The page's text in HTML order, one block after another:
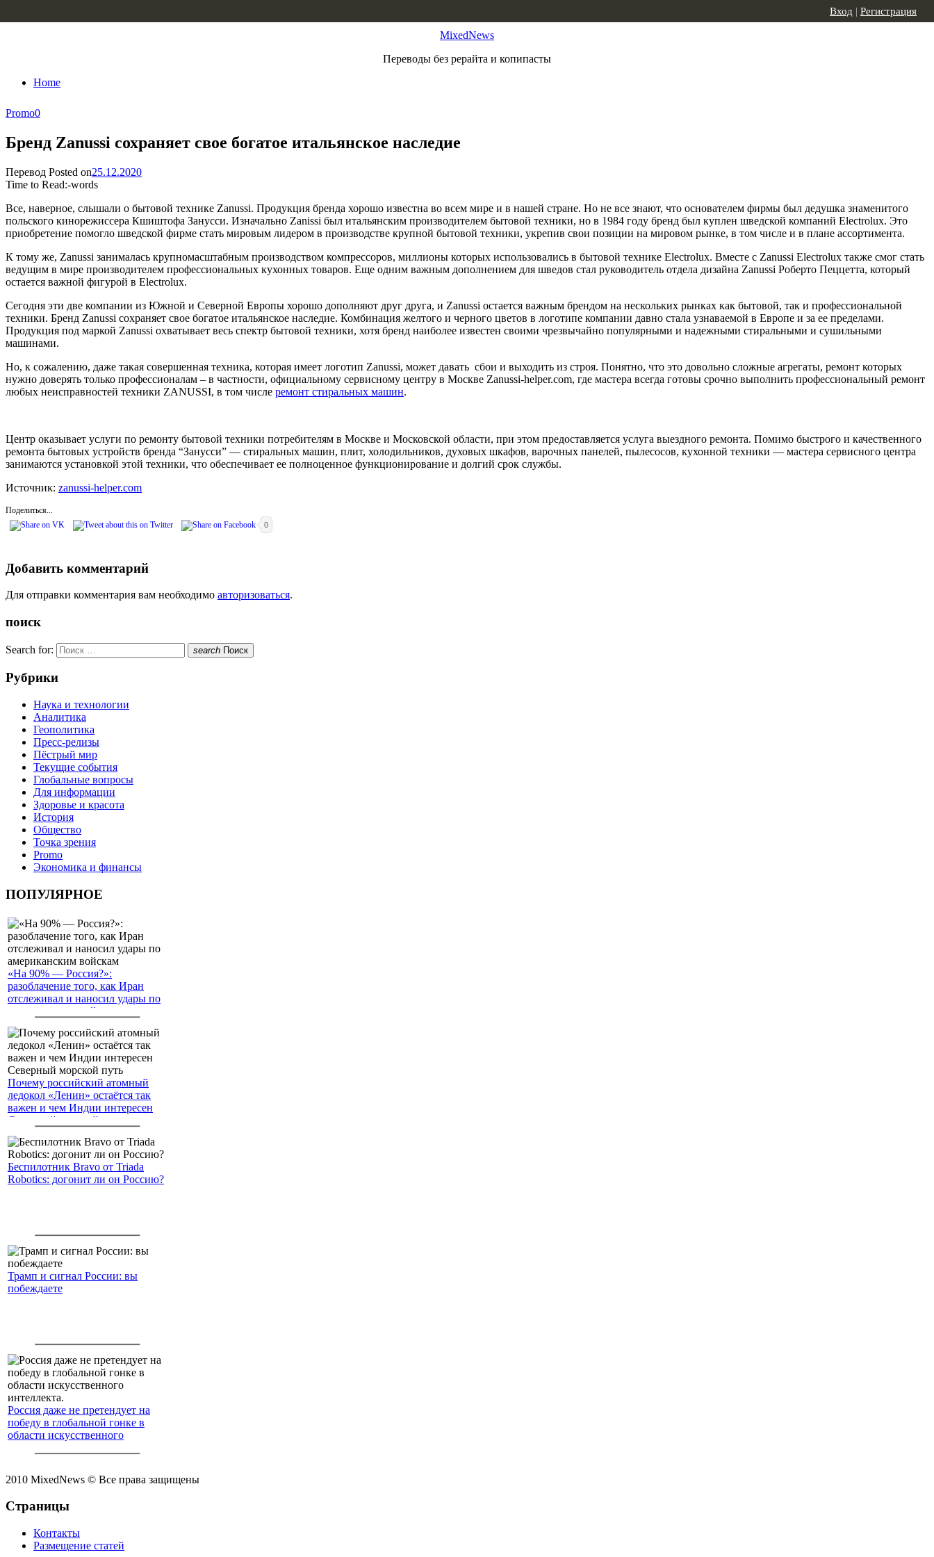
MixedNews
Переводы без рерайта и копипасты
Home
Вход | Регистрация
Promo0
Бренд Zanussi сохраняет свое богатое итальянское наследие
Перевод Posted on25.12.2020
Time to Read:-words
Все, наверное, слышали о бытовой технике Zanussi. Продукция бренда хорошо известна во всем мире и в нашей стране. Но не все знают, что основателем фирмы был дедушка знаменитого
польского кинорежиссера Кшиштофа Занусси. Изначально Zanissi был итальянским производителем бытовой техники, но в 1984 году бренд был куплен шведской компаний Electrolux. Это
приобретение помогло шведской фирме стать мировым лидером в производстве крупной бытовой техники, укрепив свои позиции на мировом рынке, в том числе и в плане ассортимента.
К тому же, Zanussi занималась крупномасштабным производством компрессоров, миллионы которых использовались в бытовой технике Electrolux. Вместе с Zanussi Electrolux также смог стать
ведущим в мире производителем профессиональных кухонных товаров. Еще одним важным дополнением для шведов стал руководитель отдела дизайна Zanussi Роберто Пеццетта, который
остается важной фигурой в Electrolux.
Сегодня эти две компании из Южной и Северной Европы хорошо дополняют друг друга, и Zanussi остается важным брендом на нескольких рынках как бытовой, так и профессиональной
техники. Бренд Zanussi сохраняет свое богатое итальянское наследие. Комбинация желтого и черного цветов в логотипе компании давно стала узнаваемой в Европе и за ее пределами.
Продукция под маркой Zanussi охватывает весь спектр бытовой техники, хотя бренд наиболее известен своими чрезвычайно популярными и надежными стиральными и сушильными
машинами.
Но, к сожалению, даже такая совершенная техника, которая имеет логотип Zanussi, может давать сбои и выходить из строя. Понятно, что это довольно сложные агрегаты, ремонт которых
нужно доверять только профессионалам – в частности, официальному сервисному центру в Москве Zanussi-helper.com, где мастера всегда готовы срочно выполнить профессиональный ремонт
любых неисправностей техники ZANUSSI, в том числе ремонт стиральных машин.
Центр оказывает услуги по ремонту бытовой техники потребителям в Москве и Московской области, при этом предоставляется услуга выездного ремонта. Помимо быстрого и качественного
ремонта бытовых устройств бренда “Занусси” — стиральных машин, плит, холодильников, духовых шкафов, варочных панелей, пылесосов, кухонной техники — мастера сервисного центра
занимаются установкой этой техники, что обеспечивает ее полноценное функционирование и долгий срок службы.
Источник: zanussi-helper.com
Поделиться...
0
Добавить комментарий
Для отправки комментария вам необходимо авторизоваться.
поиск
Search for: search Поиск
Рубрики
Наука и технологии
Аналитика
Геополитика
Пресс-релизы
Пёстрый мир
Текущие события
Глобальные вопросы
Для информации
Здоровье и красота
История
Общество
Точка зрения
Promo
Экономика и финансы
ПОПУЛЯРНОЕ
«На 90% — Россия?»:
разоблачение того, как Иран
отслеживал и наносил удары по
американским войскам
Почему российский атомный
ледокол «Ленин» остаётся так
важен и чем Индии интересен
Северный морской путь
Беспилотник Bravo от Triada
Robotics: догонит ли он Россию?
Трамп и сигнал России: вы
побеждаете
Россия даже не претендует на
победу в глобальной гонке в
области искусственного
2010 MixedNews © Все права защищены
Страницы
Контакты
Размещение статей